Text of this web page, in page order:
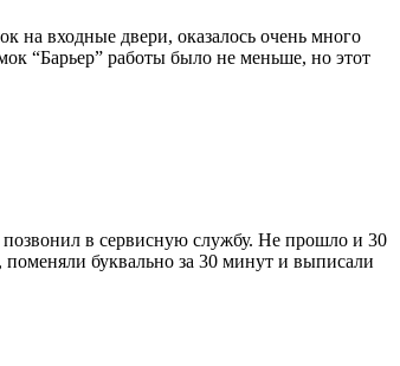
на входные двери, оказалось очень много
“Барьер” работы было не меньше, но этот
позвонил в сервисную службу. Не прошло и 30
поменяли буквально за 30 минут и выписали